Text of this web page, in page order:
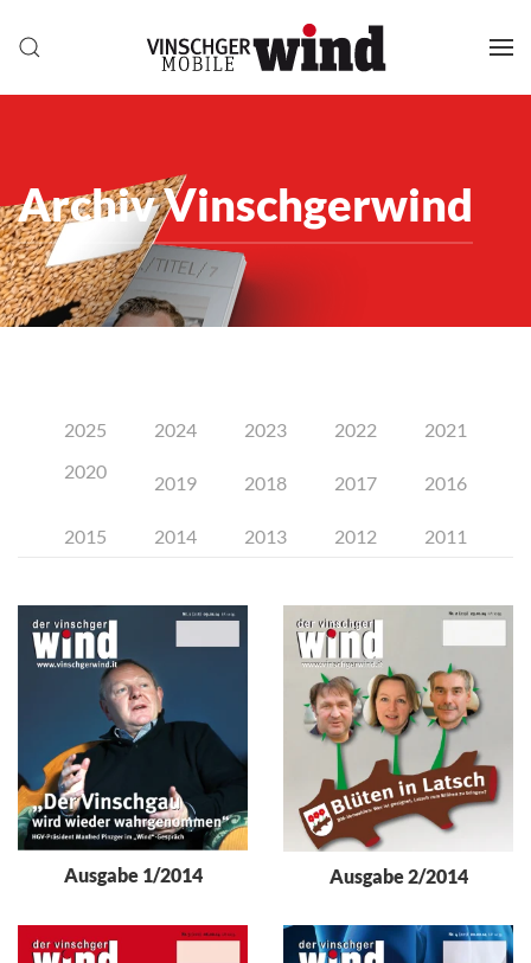
Archiv Vinschgerwind
2025 2024 2023 2022
2021
2020
2019 2018 2017 2016
2015 2014 2013 2012 2011
Ausgabe 1/2014 Ausgabe 2/2014